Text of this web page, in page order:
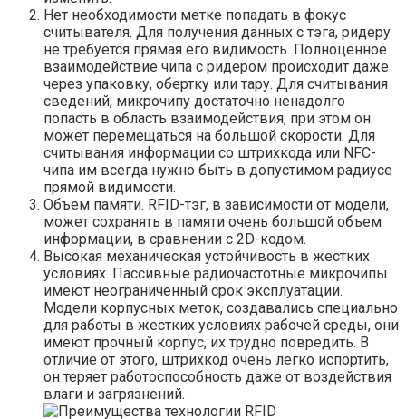
Нет необходимости метке попадать в фокус
считывателя. Для получения данных с тэга, ридеру
не требуется прямая его видимость. Полноценное
взаимодействие чипа с ридером происходит даже
через упаковку, обертку или тару. Для считывания
сведений, микрочипу достаточно ненадолго
попасть в область взаимодействия, при этом он
может перемещаться на большой скорости. Для
считывания информации со штрихкода или NFC-
чипа им всегда нужно быть в допустимом радиусе
прямой видимости.
Объем памяти. RFID-тэг, в зависимости от модели,
может сохранять в памяти очень большой объем
информации, в сравнении с 2D-кодом.
Высокая механическая устойчивость в жестких
условиях. Пассивные радиочастотные микрочипы
имеют неограниченный срок эксплуатации.
Модели корпусных меток, создавались специально
для работы в жестких условиях рабочей среды, они
имеют прочный корпус, их трудно повредить. В
отличие от этого, штрихкод очень легко испортить,
он теряет работоспособность даже от воздействия
влаги и загрязнений.